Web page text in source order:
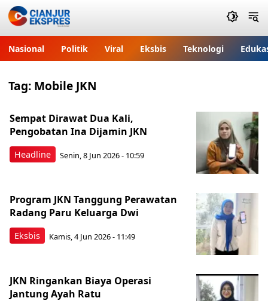
Nasional Politik Viral Eksbis Teknologi
Tag: Mobile JKN
Headline
Sempat Dirawat Dua Kali,
Pengobatan Ina Dijamin JKN
Senin, 8 Jun 2026 - 10:59
Eksbis
Program JKN Tanggung Perawatan
Radang Paru Keluarga Dwi
Kamis, 4 Jun 2026 - 11:49
JKN Ringankan Biaya Operasi
Jantung Ayah Ratu